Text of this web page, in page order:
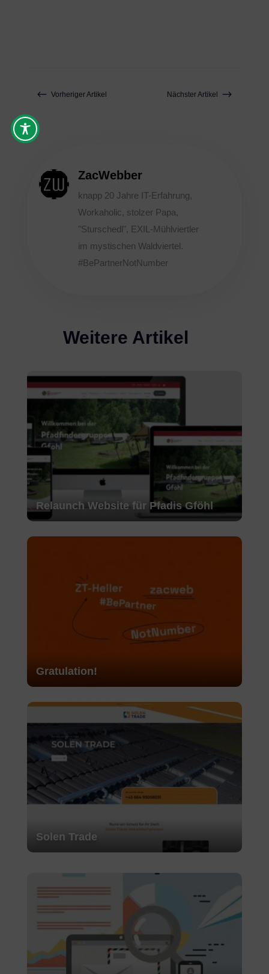
# Vorheriger Artikel Nächster Artikel $
ZacWebber
knapp 20 Jahre IT-Erfahrung,
Workaholic, stolzer Papa,
"Sturschedl", EXIL-Mühlviertler
im mystischen Waldviertel.
#BePartnerNotNumber
Weitere Artikel
Relaunch Website für Pfadis Gföhl
Gratulation!
Solen Trade